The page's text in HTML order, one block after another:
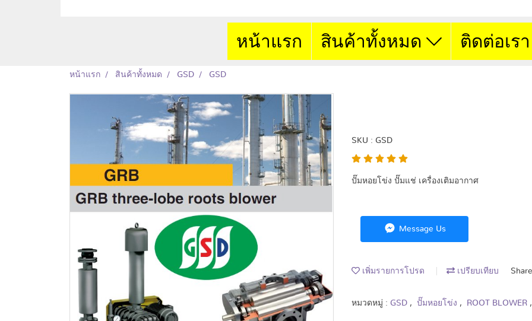
หน้าแรก สินค้าทั้งหมด ติดต่อเรา
หน้าแรก สินค้าทั้งหมด GSD GSD
SKU : GSD
ปั๊มหอยโข่ง ปั๊มแช่ เครื่องเติมอากาศ
Message Us
เพิ่มรายการโปรด เปรียบเทียบ Share
หมวดหมู่ : GSD , ปั๊มหอยโข่ง , ROOT BLOWER